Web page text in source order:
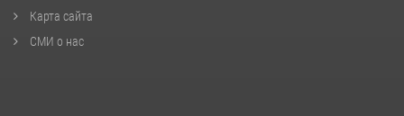
Карта сайта
СМИ о нас